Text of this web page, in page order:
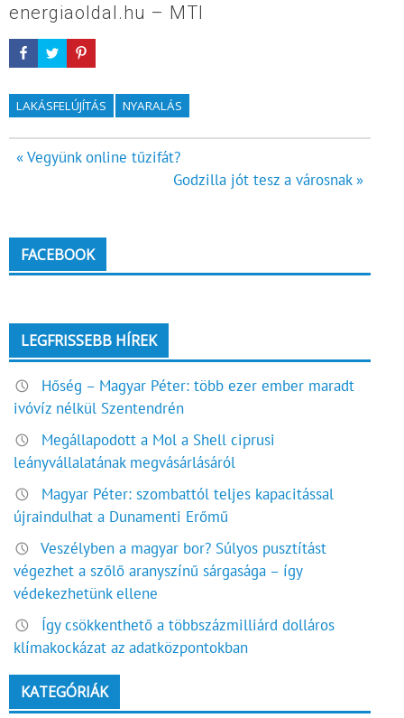
energiaoldal.hu – MTI
LAKÁSFELÚJÍTÁS NYARALÁS
Bejegyzés
« Vegyünk online tűzifát?
Godzilla jót tesz a városnak »
FACEBOOK
LEGFRISSEBB HÍREK
Hőség – Magyar Péter: több ezer ember maradt
ivóvíz nélkül Szentendrén
Megállapodott a Mol a Shell ciprusi
leányvállalatának megvásárlásáról
Magyar Péter: szombattól teljes kapacitással
újraindulhat a Dunamenti Erőmű
Veszélyben a magyar bor? Súlyos pusztítást
végezhet a szőlő aranyszínű sárgasága – így
védekezhetünk ellene
Így csökkenthető a többszázmilliárd dolláros
klímakockázat az adatközpontokban
KATEGÓRIÁK